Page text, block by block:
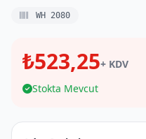
WH 2080
₺523,25+ KDV
Stokta Mevcut